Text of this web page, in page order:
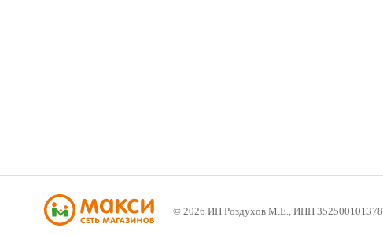
© 2026 ИП Роздухов М.Е., ИНН 352500101378